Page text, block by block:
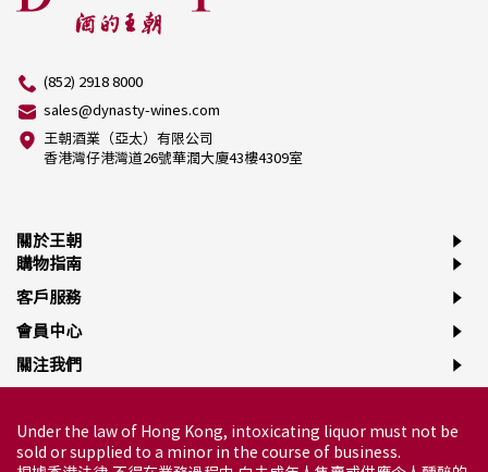
(852) 2918 8000
sales@dynasty-wines.com
王朝酒業（亞太）有限公司
香港灣仔港灣道26號華潤大廈43樓4309室
關於王朝
購物指南
客戶服務
會員中心
關注我們
Under the law of Hong Kong, intoxicating liquor must not be
sold or supplied to a minor in the course of business.